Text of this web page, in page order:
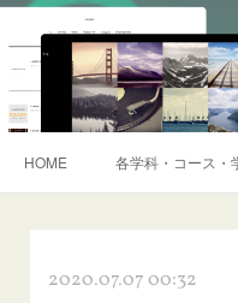
HOME 各学科・コース・
2020.07.07 00:32